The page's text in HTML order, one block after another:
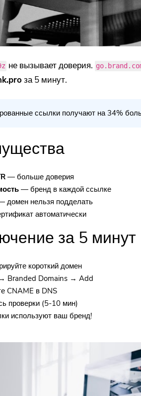
не вызывает доверия.
за 5 минут.
ссылки получают на 34%
— больше доверия
— бренд в каждой ссылке
домен нельзя подделать
автоматически
за 5 минут
короткий домен
Branded Domains → Add
CNAME в DNS
проверки (5-10 мин)
используют ваш бренд!